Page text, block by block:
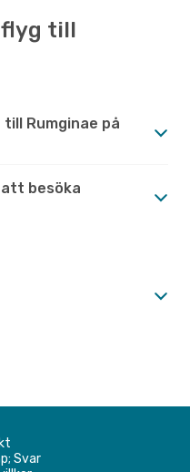
flyg till
Rumginae på
att besöka
Svar